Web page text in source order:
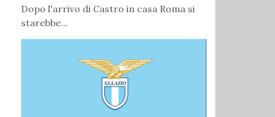
Dopo l'arrivo di Castro in casa Roma si
starebbe...